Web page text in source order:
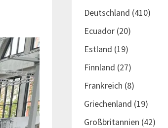
Deutschland (410)
Ecuador(20)
Estland (19)
Finnland (27)
Frankreich (8)
Griechenland (19)
Großbritannien (42)